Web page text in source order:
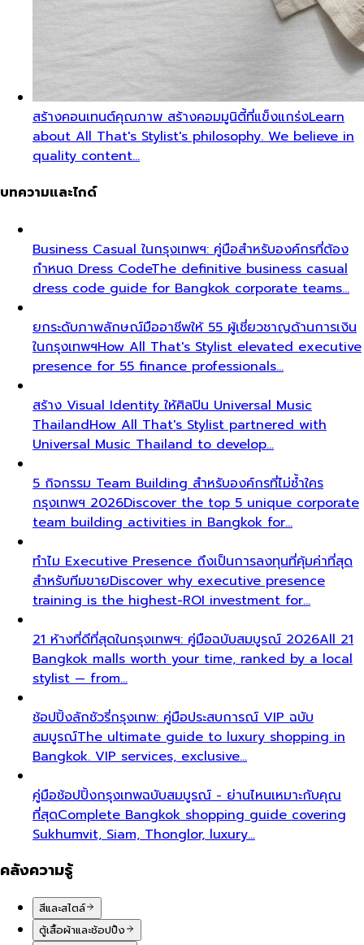
สร้างคอนเทนต์คุณภาพ สร้างคอมมูนิตี้ที่แข็งแกร่งLearn
about All That's Stylist's philosophy. We believe in
quality content…
บทความและไกด์
Business Casual ในกรุงเทพฯ: คู่มือสำหรับองค์กรที่ต้อง
กำหนด Dress CodeThe definitive business casual
dress code guide for Bangkok corporate teams…
ยกระดับภาพลักษณ์มืออาชีพให้ 55 ผู้เชี่ยวชาญด้านการเงิน
ในกรุงเทพฯHow All That's Stylist elevated executive
presence for 55 finance professionals…
สร้าง Visual Identity ให้ศิลปิน Universal Music
ThailandHow All That's Stylist partnered with
Universal Music Thailand to develop…
5 กิจกรรม Team Building สำหรับองค์กรที่ไม่ซ้ำใคร
กรุงเทพฯ 2026Discover the top 5 unique corporate
team building activities in Bangkok for…
ทำไม Executive Presence ถึงเป็นการลงทุนที่คุ้มค่าที่สุด
สำหรับทีมขายDiscover why executive presence
training is the highest-ROI investment for…
21 ห้างที่ดีที่สุดในกรุงเทพฯ: คู่มือฉบับสมบูรณ์ 2026All 21
Bangkok malls worth your time, ranked by a local
stylist — from…
ช้อปปิ้งลักชัวรี่กรุงเทพ: คู่มือประสบการณ์ VIP ฉบับ
สมบูรณ์The ultimate guide to luxury shopping in
Bangkok. VIP services, exclusive…
คู่มือช้อปปิ้งกรุงเทพฉบับสมบูรณ์ - ย่านไหนเหมาะกับคุณ
ที่สุดComplete Bangkok shopping guide covering
Sukhumvit, Siam, Thonglor, luxury…
คลังความรู้
สีและสไตล์
ตู้เสื้อผ้าและช้อปปิ้ง